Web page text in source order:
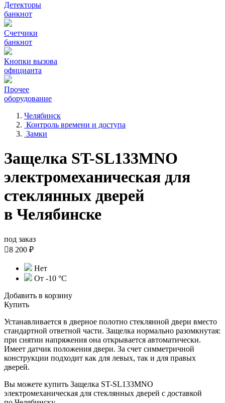
Детекторы
банкнот
Счетчики
банкнот
Кнопки вызова
официанта
Прочее
оборудование
Челябинск
Контроль времени и доступа
Замки
Защелка ST-SL133MNO
электромеханическая для
стеклянных дверей
в Челябинске
под заказ
8 200 ₽
Нет
От -10 °C
Добавить в корзину
Купить
Устанавливается в дверное полотно стеклянной двери вместо
стандартной ответной части. Защелка нормально разомкнутая:
при снятии напряжения она открывается автоматически.
Имеет датчик положения двери. За счет симметричной
конструкции подходит как для левых, так и для правых
дверей.
Вы можете купить Защелка ST-SL133MNO
электромеханическая для стеклянных дверей с доставкой